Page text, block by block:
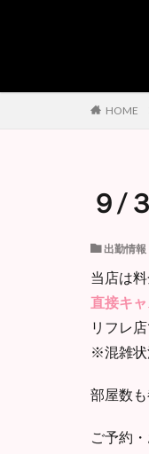
HOME
９/
出勤情報
当店は
直接キ
リフレ
※混雑状
部屋数
ご予約